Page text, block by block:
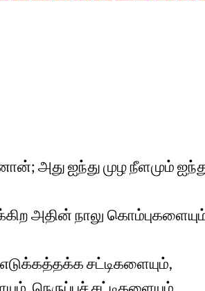
அது ஐந்து முழ நீளமும்
அதின் நாலு
சட்டிகளையும்,
நெருப்புச் சட்டிகளையும்